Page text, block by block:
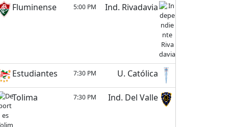
Fluminense
5:00 PM Ind. Rivadavia
Estudiantes 7:30 PM U. Católica
Tolima 7:30 PM Ind. Del Valle